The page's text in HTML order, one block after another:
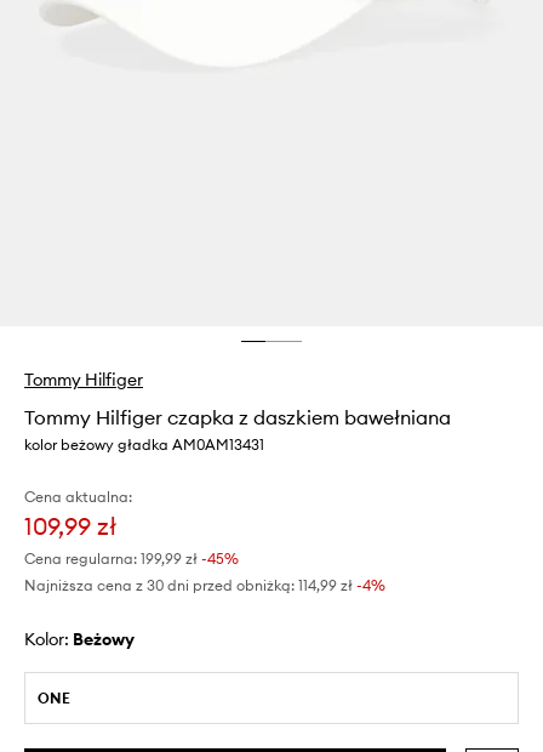
Tommy Hilfiger
Tommy Hilfiger czapka z daszkiem bawełniana
kolor beżowy gładka AM0AM13431
Cena aktualna:
109,99 zł
Cena regularna: 199,99 zł -45%
Najniższa cena z 30 dni przed obniżką: 114,99 zł -4%
Kolor: beżowy
ONE